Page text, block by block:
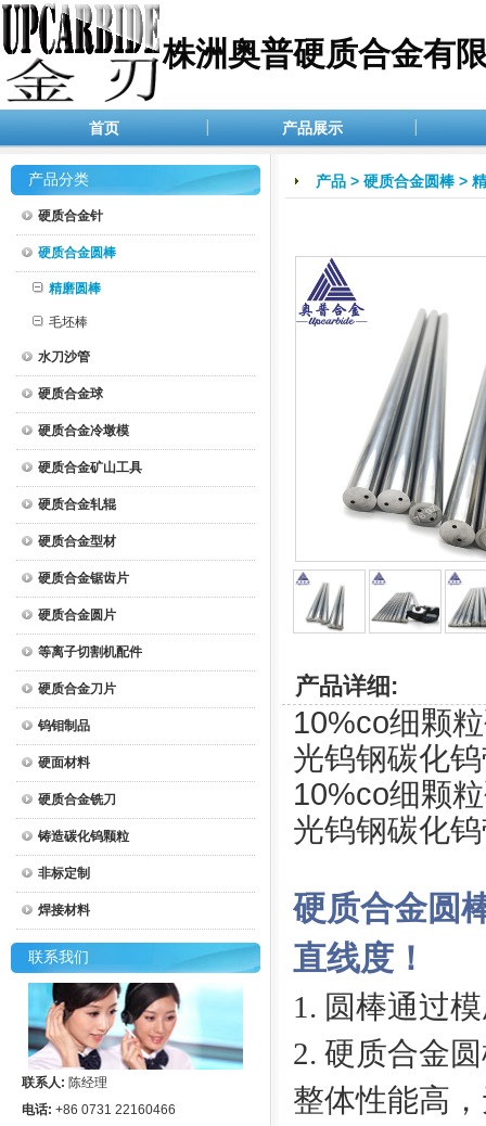
株洲奥普硬质合金有
首页 产品展示
产品分类
硬质合金针
硬质合金圆棒
精磨圆棒
毛坯棒
水刀沙管
硬质合金球
硬质合金冷墩模
硬质合金矿山工具
硬质合金轧辊
硬质合金型材
硬质合金锯齿片
硬质合金圆片
等离子切割机配件
硬质合金刀片
钨钼制品
硬面材料
硬质合金铣刀
铸造碳化钨颗粒
非标定制
焊接材料
联系我们
联系人: 陈经理
电话: +86 0731 22160466
产品 > 硬质合金圆棒 >
产品详细:
10%co细颗
光钨钢碳化
10%co细颗
光钨钢碳化
硬质合金圆
直线度！
1 . 圆棒通过
2. 硬质合金
整体性能高